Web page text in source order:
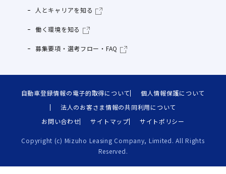
人とキャリアを知る
働く環境を知る
募集要項・選考フロー・FAQ
自動車登録情報の電子的取得について
個人情報保護について
法人のお客さま情報の共同利用について
お問い合わせ
サイトマップ サイトポリシー
Copyright (c) Mizuho Leasing Company, Limited. All Rights
Reserved.